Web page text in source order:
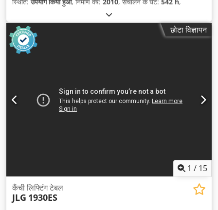
छोटा विज्ञापन
1 / 15
कैंची लिफ्टिंग टेबल
JLG 1930ES